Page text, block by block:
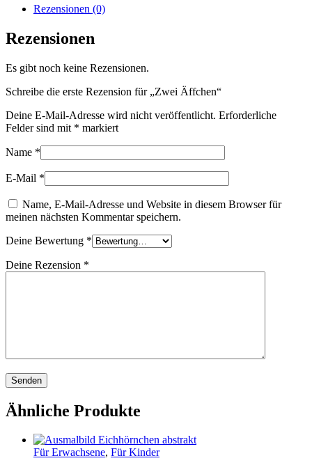
Rezensionen (0)
Rezensionen
Es gibt noch keine Rezensionen.
Schreibe die erste Rezension für „Zwei Äffchen“
Deine E-Mail-Adresse wird nicht veröffentlicht. Erforderliche
Felder sind mit * markiert
Name *
E-Mail *
Name, E-Mail-Adresse und Website in diesem Browser für
meinen nächsten Kommentar speichern.
Deine Bewertung *
Deine Rezension *
Ähnliche Produkte
Für Erwachsene, Für Kinder